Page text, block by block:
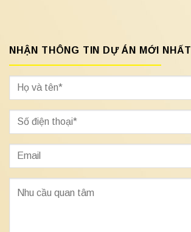
NHẬN THÔNG TIN DỰ ÁN MỚI NHẤT